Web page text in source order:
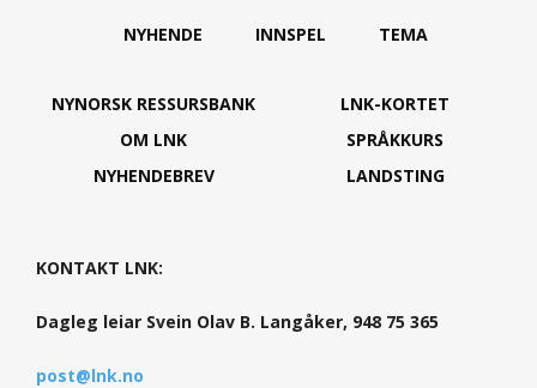
NYHENDE INNSPEL TEMA
NYNORSK RESSURSBANK
OM LNK
NYHENDEBREV
LNK-KORTET
SPRÅKKURS
LANDSTING
KONTAKT LNK:
Dagleg leiar Svein Olav B. Langåker, 948 75 365
post@lnk.no